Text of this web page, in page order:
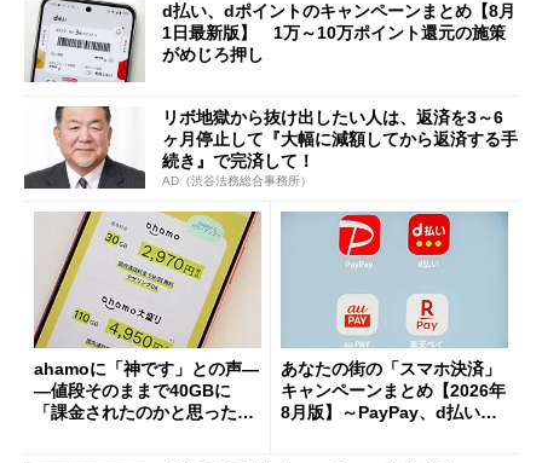
d払い、dポイントのキャンペーンまとめ【8月
1日最新版】 1万～10万ポイント還元の施策
がめじろ押し
リボ地獄から抜け出したい人は、返済を3～6
ヶ月停止して『大幅に減額してから返済する手
続き』で完済して！
AD（渋谷法務総合事務所）
ahamoに「神です」との声―
―値段そのままで40GBに
「課金されたのかと思った」
あなたの街の「スマホ決済」
キャンペーンまとめ【2026年
8月版】～PayPay、d払い、a